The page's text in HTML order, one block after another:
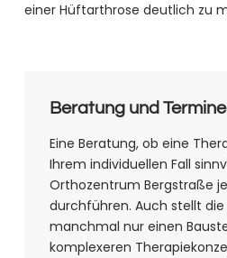
einer Hüftarthrose deutlich zu
Beratung und Termine
Eine Beratung, ob eine
Ihrem individuellen Fall
Orthozentrum Bergstraße
durchführen. Auch stellt die
manchmal nur einen
komplexeren